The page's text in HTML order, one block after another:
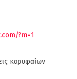
?m=1
κορυφαίων